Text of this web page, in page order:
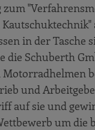
zum
in der Tasche
die Schuberth
und
auf sie und
um die